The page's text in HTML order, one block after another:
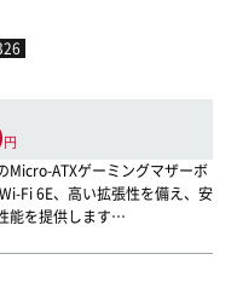
円
ATXゲーミングマザーボ
Fi 6E、高い拡張性を備え、安
能を提供します…